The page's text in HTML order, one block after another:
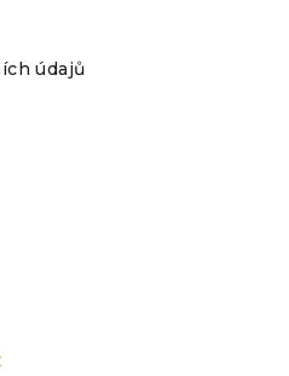
údajů